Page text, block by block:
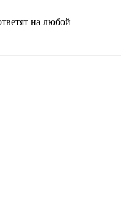
на любой